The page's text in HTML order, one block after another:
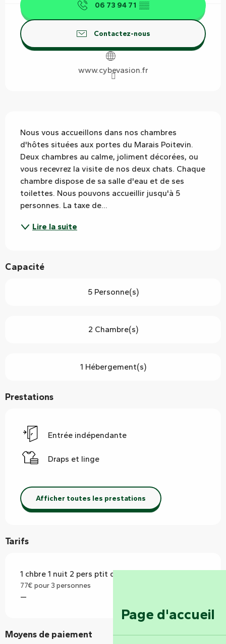
Page d'accueil
06 73 94 71 ▒▒
Contactez-nous
www.cybevasion.fr
Nous vous accueillons dans nos chambres
d'hôtes situées aux portes du Marais Poitevin.
Deux chambres au calme, joliment décorées, ou
vous recevrez la visite de nos deux chats. Chaque
chambre dispose de sa salle d'eau et de ses
toilettes. Nous pouvons accueillir jusqu'à 5
personnes. La taxe de...
Lire la suite
Capacité
5 Personne(s)
2 Chambre(s)
1 Hébergement(s)
Prestations
Entrée indépendante
Draps et linge
Afficher toutes les prestations
Tarifs
1 chbre 1 nuit 2 pers ptit dej (chambres d'hôtes)
77€ pour 3 personnes
—
Moyens de paiement